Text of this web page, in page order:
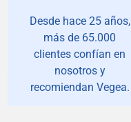
Desde hace 25 años,
más de 65.000
clientes confían en
nosotros y
recomiendan Vegea.